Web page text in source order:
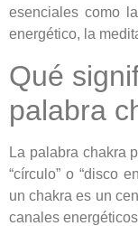
esenciales como
energético, la
Qué
palabra
La palabra chakra
“círculo” o “disco
un chakra es un
canales